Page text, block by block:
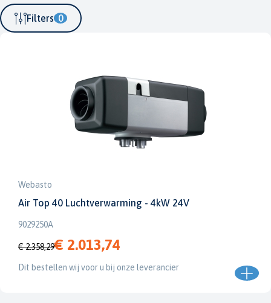
Filters 0
Webasto
Air Top 40 Luchtverwarming - 4kW 24V
9029250A
€ 2.358,29€ 2.013,74
Dit bestellen wij voor u bij onze leverancier